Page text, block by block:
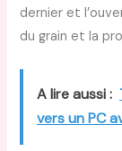
dernier et
du grain et la
A lire aussi :
vers un PC